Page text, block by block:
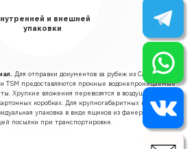
и внешней
упаковки
Для отправки документов за рубеж из Санкт–
TSM предоставляются прочные водонепроницаемые
Хрупкие вложения перевозятся в воздушно–
коробках. Для крупногабаритных грузов
упаковка в виде ящиков из фанеры и
посылки при транспортировке.